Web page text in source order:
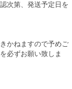
次第、発送予定日を
かねますので予めご
必ずお願い致しま